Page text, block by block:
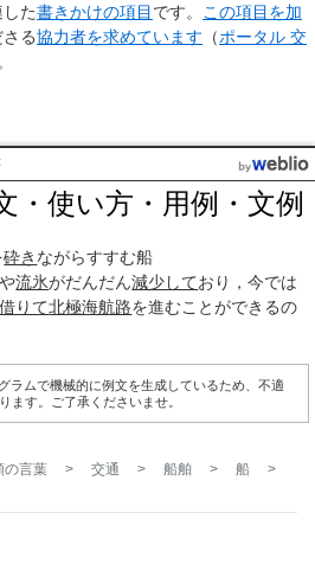
た書きかけの項目です。
この項目を加
る協力者を求めています （ポータル 交
・使い方・用例・文例
砕き ながらすすむ船
や流氷がだんだん減少しており，今では
借りて北極海航路を進むことができるの
ラムで機械的に例文を生成しているため、不適
ます。ご了承くださいませ。
の言葉 > 交通 > 船舶 > 船
>